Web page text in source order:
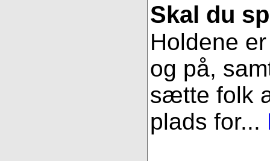
Skal du
Holdene
og på,
sætte folk
plads for...